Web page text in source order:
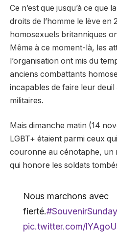
Ce n’est que jusqu’à ce que
droits de l’homme le lève en
homosexuels britanniques
Même à ce moment-là, les
l’organisation ont mis du
anciens combattants
incapables de faire leur
militaires.
Mais dimanche matin (14
LGBT+ étaient parmi ceux
couronne au cénotaphe, un
qui honore les soldats
Nous marchons avec
fierté.#SouvenirSunday
pic.twitter.com/